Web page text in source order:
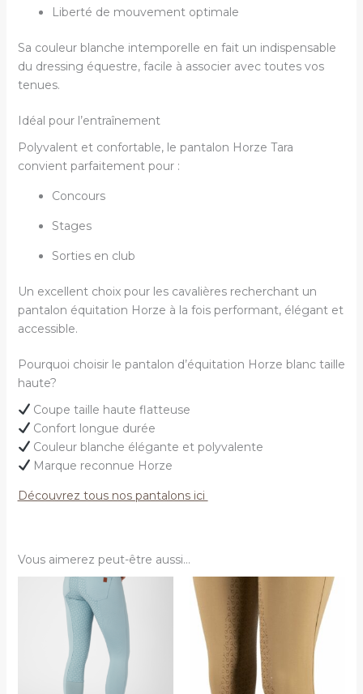
Liberté de mouvement optimale
Sa couleur blanche intemporelle en fait un indispensable
du dressing équestre, facile à associer avec toutes vos
tenues.
Idéal pour l’entraînement
Polyvalent et confortable, le pantalon Horze Tara
convient parfaitement pour :
Concours
Stages
Sorties en club
Un excellent choix pour les cavalières recherchant un
pantalon équitation Horze à la fois performant, élégant et
accessible.
Pourquoi choisir le pantalon d’équitation Horze blanc taille
haute?
Coupe taille haute flatteuse
Confort longue durée
Couleur blanche élégante et polyvalente
Marque reconnue Horze
Découvrez tous nos pantalons ici
Vous aimerez peut-être aussi…